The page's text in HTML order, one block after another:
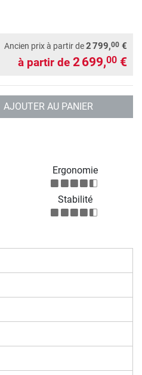
Ancien prix à partir de2 799,00 €
à partir de 2 699,00 €
AJOUTER AU PANIER
Ergonomie
Stabilité